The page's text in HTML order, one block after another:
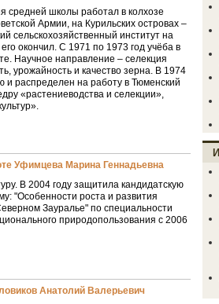
средней школы работал в колхозе
Армии, на Курильских островах –
сельскохозяйственный институт на
окончил. С 1971 по 1973 год учёба в
Научное направление – селекция
урожайность и качество зерна. В 1974
и распределен на работу в Тюменский
«растениеводства и селекции»,
Уфимцева Марина Геннадьевна
В 2004 году защитила кандидатскую
"Особенности роста и развития
Зауралье" по специальности
природопользования с 2006
Анатолий Валерьевич